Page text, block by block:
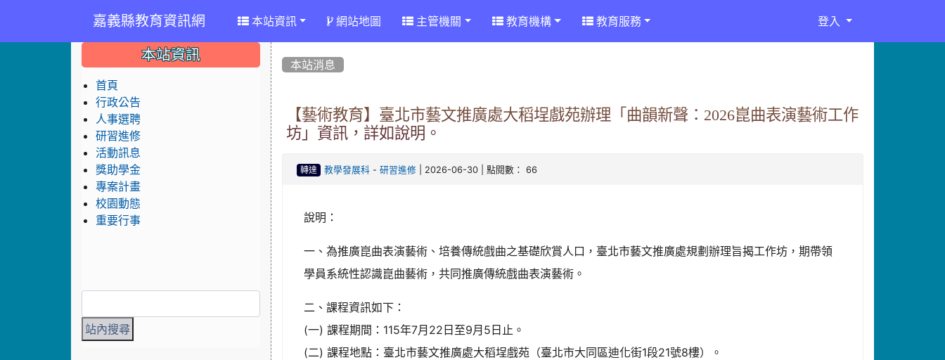
嘉義縣教育資訊網 本站資訊 網站地圖 主管機關 教育機構 教育服務 登入
本站消息
【藝術教育】臺北市藝文推廣處大稻埕戲苑辦理「曲韻新聲：2026崑曲表演藝術工作
坊」資訊，詳如說明。
轉達 教學發展科 - 研習進修 | 2026-06-30 | 點閱數： 66
說明：
一、為推廣崑曲表演藝術、培養傳統戲曲之基礎欣賞人口，臺北市藝文推廣處規劃辦理旨揭工作坊，期帶領
學員系統性認識崑曲藝術，共同推廣傳統戲曲表演藝術。
二、課程資訊如下：
(一) 課程期間：115年7月22日至9月5日止。
(二) 課程地點：臺北市藝文推廣處大稻埕戲苑（臺北市大同區迪化街1段21號8樓）。
::: 本站資訊
首頁
行政公告
人事選聘
研習進修
活動訊息
獎助學金
專案計畫
校園動態
重要行事